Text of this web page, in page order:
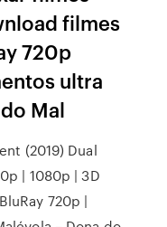
filmes
720p
ultra
Mal
(2019) Dual
| 1080p | 3D
720p |